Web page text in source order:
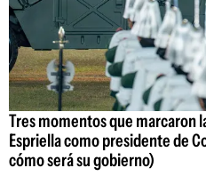
Tres momentos que marcaron
Espriella como presidente de
cómo será su gobierno)